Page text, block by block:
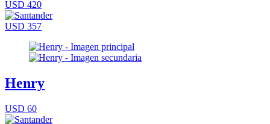
USD 420
USD 357
Henry
USD 60